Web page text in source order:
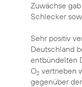
Zuwächse
Schlecker
Sehr positiv
Deutschland
entbündelten
O2 vertrieben
gegenüber